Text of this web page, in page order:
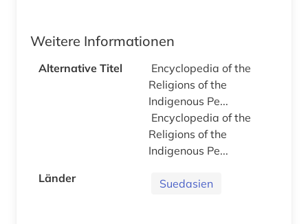
Weitere Informationen
Alternative Titel
Encyclopedia of the
Religions of the
Indigenous Pe...
Encyclopedia of the
Religions of the
Indigenous Pe...
Länder
Suedasien